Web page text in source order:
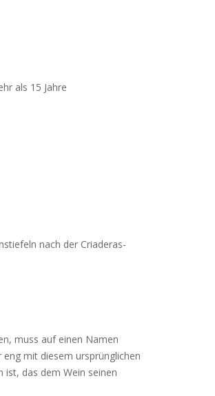
als 15 Jahre
nach der Criaderas-
muss auf einen Namen
mit diesem ursprünglichen
ist, das dem Wein seinen